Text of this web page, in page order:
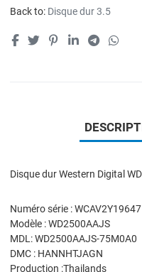
Back to: Disque dur 3.5
Disque dur Western Digital
Numéro série :
Modèle : WD2500AAJS
MDL: WD2500AAJS-75M0A0
DMC : HANNHTJAGN
Production :Thailands